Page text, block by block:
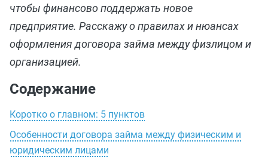
чтобы финансово поддержать новое
предприятие. Расскажу о правилах и нюансах
оформления договора займа между физлицом и
организацией.
Содержание
Коротко о главном: 5 пунктов
Особенности договора займа между физическим и
юридическим лицами